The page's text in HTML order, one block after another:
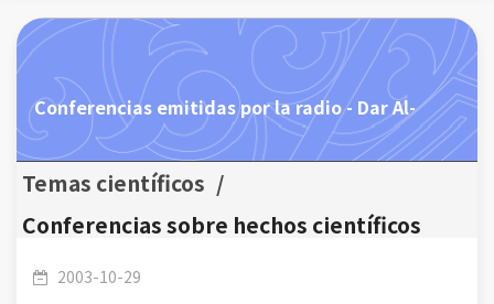
Conferencias emitidas por la radio - Dar Al-
Temas científicos /
Conferencias sobre hechos científicos
2003-10-29